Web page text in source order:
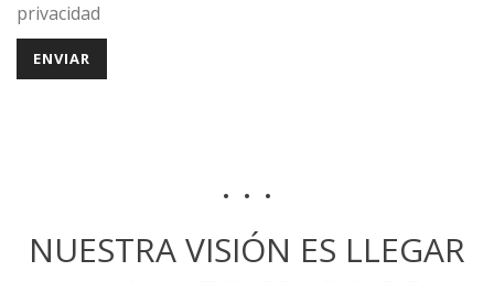
privacidad
. . .
NUESTRA VISIÓN ES LLEGAR